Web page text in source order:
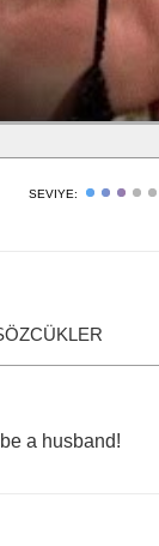
SEVIYE:
be a husband!